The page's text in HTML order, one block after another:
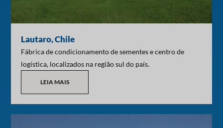
Lautaro, Chile
Fábrica de condicionamento de sementes e centro de
logística, localizados na região sul do país.
LEIA MAIS